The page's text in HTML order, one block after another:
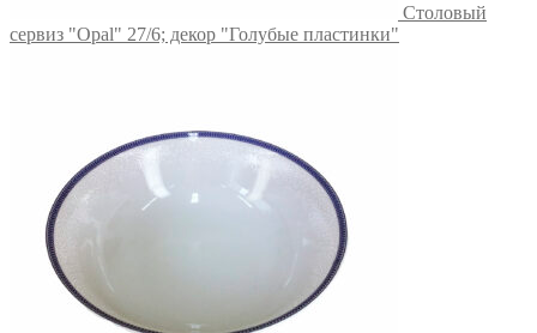
Столовый
сервиз "Opal" 27/6; декор "Голубые пластинки"